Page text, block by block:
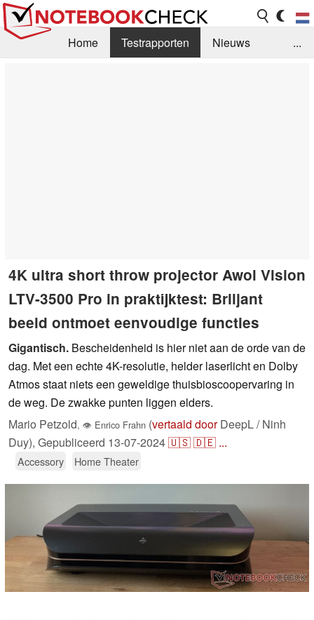
Home Testrapporten
Nieuws
...
4K ultra short throw projector Awol Vision
LTV-3500 Pro in praktijktest: Briljant
beeld ontmoet eenvoudige functies
Gigantisch. Bescheidenheid is hier niet aan de orde van de
dag. Met een echte 4K-resolutie, helder laserlicht en Dolby
Atmos staat niets een geweldige thuisbioscoopervaring in
de weg. De zwakke punten liggen elders.
Mario Petzold, 👁 Enrico Frahn (vertaald doorDeepL / Ninh
Duy), Gepubliceerd 13-07-2024🇺🇸🇩🇪 ...
Accessory Home Theater